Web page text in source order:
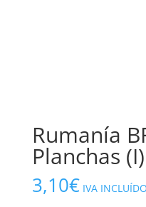
Rumanía
Planchas
3,10€ IVA INCLUÍDO